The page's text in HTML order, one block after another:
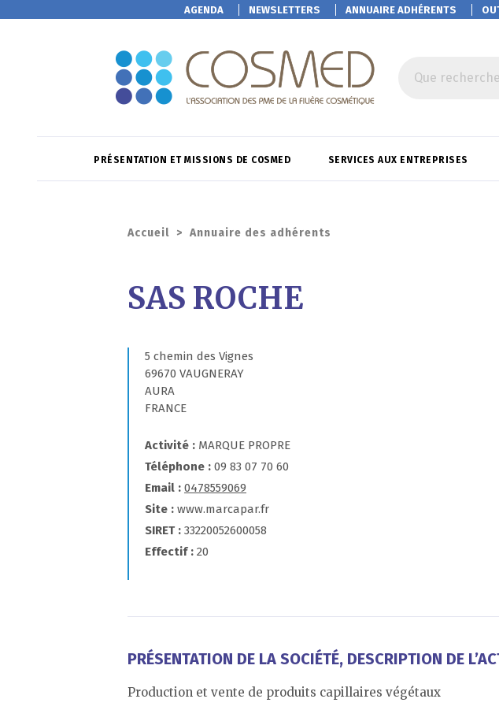
AGENDA NEWSLETTERS ANNUAIRE ADHÉRENTS
Que
PRÉSENTATION ET MISSIONS DE COSMED SERVICES AUX ENTREPRISES
Accueil > Annuaire des adhérents
SAS ROCHE
5 chemin des Vignes
69670 VAUGNERAY
AURA
FRANCE
Activité
MARQUE PROPRE
Téléphone
09 83 07 70 60
Email
0478559069
Site
www.marcapar.fr
SIRET
33220052600058
Effectif
20
PRÉSENTATION DE LA SOCIÉTÉ, DESCRIPTION DE
Production et vente de produits capillaires végétaux